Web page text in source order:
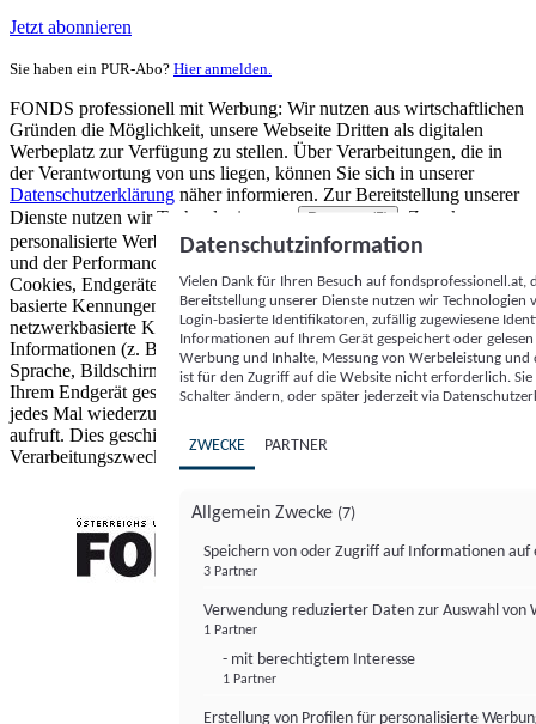
Jetzt abonnieren
Sie haben ein PUR-Abo? Hier anmelden.
FONDS professionell mit Werbung: Wir nutzen aus wirtschaftlichen
Gründen die Möglichkeit, unsere Webseite Dritten als digitalen
Werbeplatz zur Verfügung zu stellen. Über Verarbeitungen, die in
der Verantwortung von uns liegen, können Sie sich in unserer
Datenschutzerklärung näher informieren. Zur Bereitstellung unserer
Dienste nutzen wir Technologien von
Partnern (5)
. Zwecke:
personalisierte Werbung und Inhalte, Messung von Werbeleistung
und der Performance von Inhalten sowie Zielgruppenforschung.
Cookies, Endgeräte- oder ähnliche Online-Kennungen (z. B. login-
basierte Kennungen, zufällig generierte Kennungen,
netzwerkbasierte Kennungen) können zusammen mit anderen
Informationen (z. B. Browsertyp und Browserinformationen,
Sprache, Bildschirmgröße, unterstützte Technologien usw.) auf
Ihrem Endgerät gespeichert oder von dort ausgelesen werden, um es
jedes Mal wiederzuerkennen, wenn es eine App oder einer Webseite
aufruft. Dies geschieht für einen oder mehrere der hier aufgeführten
Verarbeitungszwecke.
Datenschutzinformation
Vielen Dank für Ihren Besuch auf
Bereitstellung unserer Dienste nutzen wir Technologien
Login-basierte Identifikatoren, zufällig zugewiesene
Informationen auf Ihrem Gerät gespeichert oder
Werbung und Inhalte, Messung von Werbeleistung
ist für den Zugriff auf die Website nicht erforderlich.
Schalter ändern, oder später jederzeit via
ZWECKE PARTNER
Allgemein Zwecke (7)
Speichern von oder Zugriff auf Informationen auf
3 Partner
Verwendung reduzierter Daten zur Auswahl von
1 Partner
- mit berechtigtem Interesse
1 Partner
Erstellung von Profilen für personalisierte
FONDS professionell